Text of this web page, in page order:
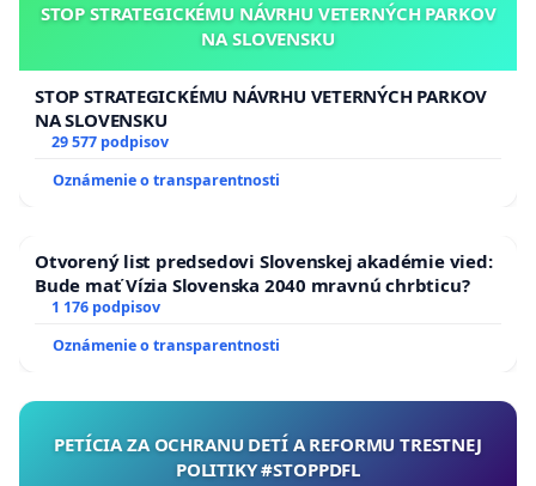
STOP STRATEGICKÉMU NÁVRHU VETERNÝCH PARKOV
NA SLOVENSKU
STOP STRATEGICKÉMU NÁVRHU VETERNÝCH PARKOV
NA SLOVENSKU
29 577 podpisov
Oznámenie o transparentnosti
Otvorený list predsedovi Slovenskej akadémie vied:
Bude mať Vízia Slovenska 2040 mravnú chrbticu?
1 176 podpisov
Oznámenie o transparentnosti
PETÍCIA ZA OCHRANU DETÍ A REFORMU TRESTNEJ
POLITIKY #STOPPDFL